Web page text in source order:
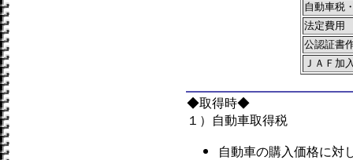
自動車税
法定費用
公認証書
ＪＡＦ加
◆取得時◆
１）自動車取得税
自動車の購入価格に対